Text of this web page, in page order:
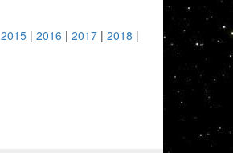
2015| 2016 | 2017| 2018 |